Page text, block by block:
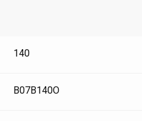
140
B07B140O